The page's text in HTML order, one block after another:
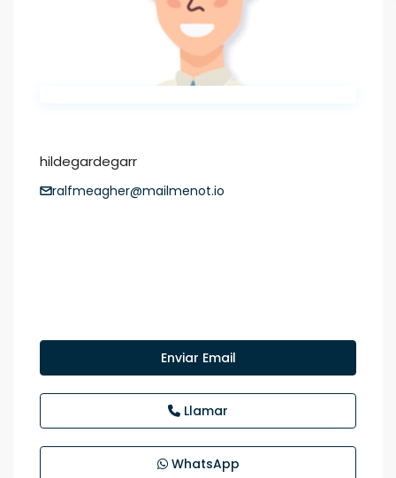
hildegardegarr
ralfmeagher@mailmenot.io
Enviar Email
Llamar
WhatsApp